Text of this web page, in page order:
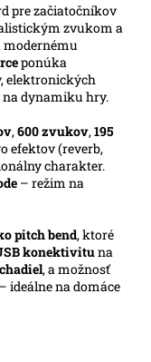
pre začiatočníkov
zvukom a
ponúka
elektronických
na dynamiku hry.
,600 zvukov,195
efektov (reverb,
charakter.
– režim na
pitch bend, ktoré
konektivituna
, a možnosť
ideálne na domáce